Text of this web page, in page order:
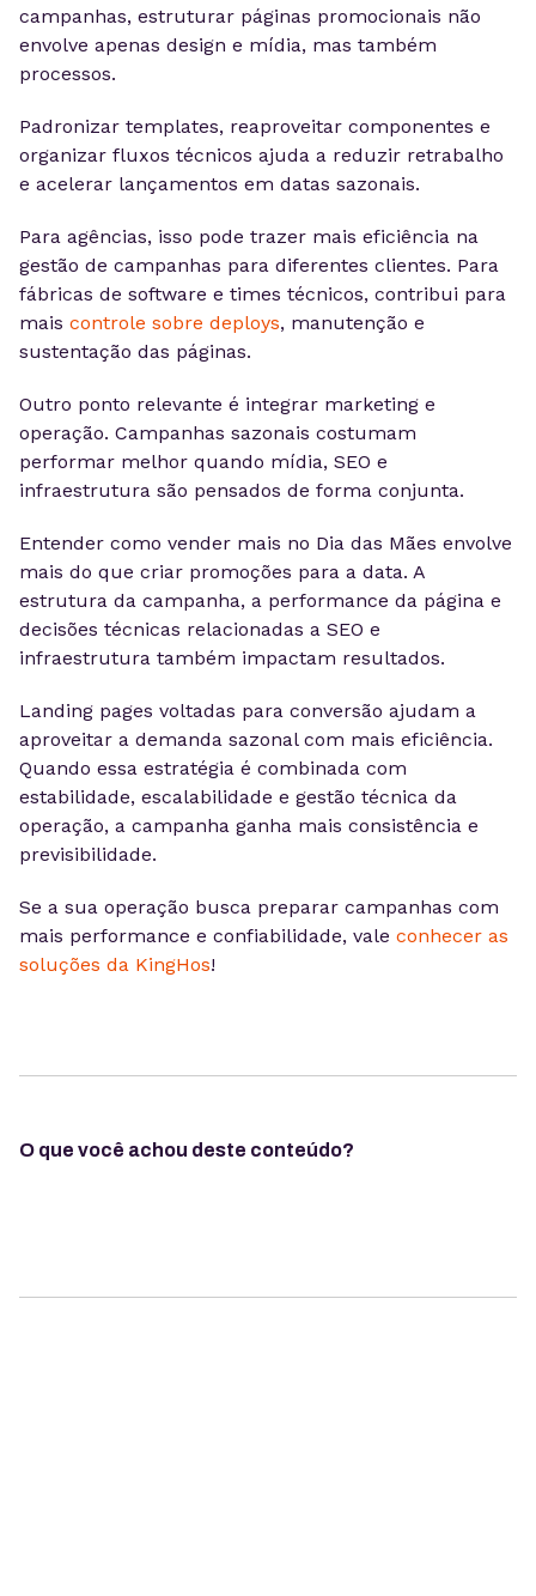
campanhas, estruturar páginas promocionais não
envolve apenas design e mídia, mas também
processos.
Padronizar templates, reaproveitar componentes e
organizar fluxos técnicos ajuda a reduzir retrabalho
e acelerar lançamentos em datas sazonais.
Para agências, isso pode trazer mais eficiência na
gestão de campanhas para diferentes clientes. Para
fábricas de software e times técnicos, contribui para
mais controle sobre deploys, manutenção e
sustentação das páginas.
Outro ponto relevante é integrar marketing e
operação. Campanhas sazonais costumam
performar melhor quando mídia, SEO e
infraestrutura são pensados de forma conjunta.
Entender como vender mais no Dia das Mães envolve
mais do que criar promoções para a data. A
estrutura da campanha, a performance da página e
decisões técnicas relacionadas a SEO e
infraestrutura também impactam resultados.
Landing pages voltadas para conversão ajudam a
aproveitar a demanda sazonal com mais eficiência.
Quando essa estratégia é combinada com
estabilidade, escalabilidade e gestão técnica da
operação, a campanha ganha mais consistência e
previsibilidade.
Se a sua operação busca preparar campanhas com
mais performance e confiabilidade, vale conhecer as
soluções da KingHos!
O que você achou deste conteúdo?